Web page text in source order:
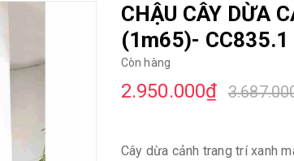
CHẬU CÂY DỪA
(1m65)- CC835.1
Còn hàng
2.950.000₫
Cây dừa cảnh trang trí xanh